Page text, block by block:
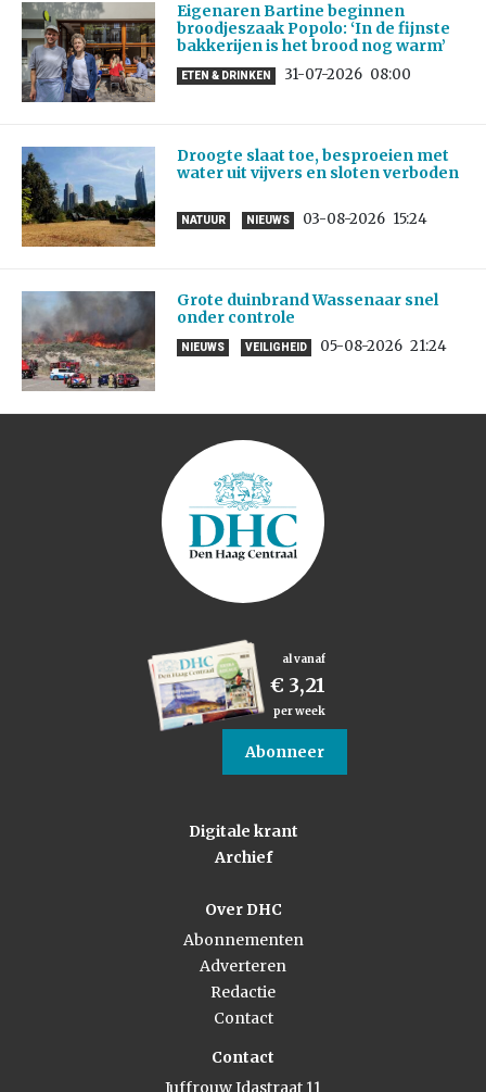
Eigenaren Bartine beginnen
broodjeszaak Popolo: ‘In de fijnste
bakkerijen is het brood nog warm’
ETEN & DRINKEN 31-07-2026 08:00
Droogte slaat toe, besproeien met
water uit vijvers en sloten verboden
NATUUR NIEUWS 03-08-2026 15:24
Grote duinbrand Wassenaar snel
onder controle
NIEUWS VEILIGHEID 05-08-2026 21:24
al vanaf
€ 3,21
per week
Abonneer
Digitale krant
Archief
Over DHC
Abonnementen
Adverteren
Redactie
Contact
Contact
Juffrouw Idastraat 11